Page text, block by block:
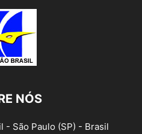
NÓS
- São Paulo (SP) - Brasil